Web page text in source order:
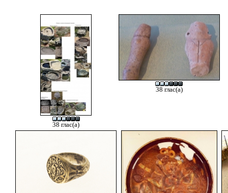
38 глас(а)
38 глас(а)